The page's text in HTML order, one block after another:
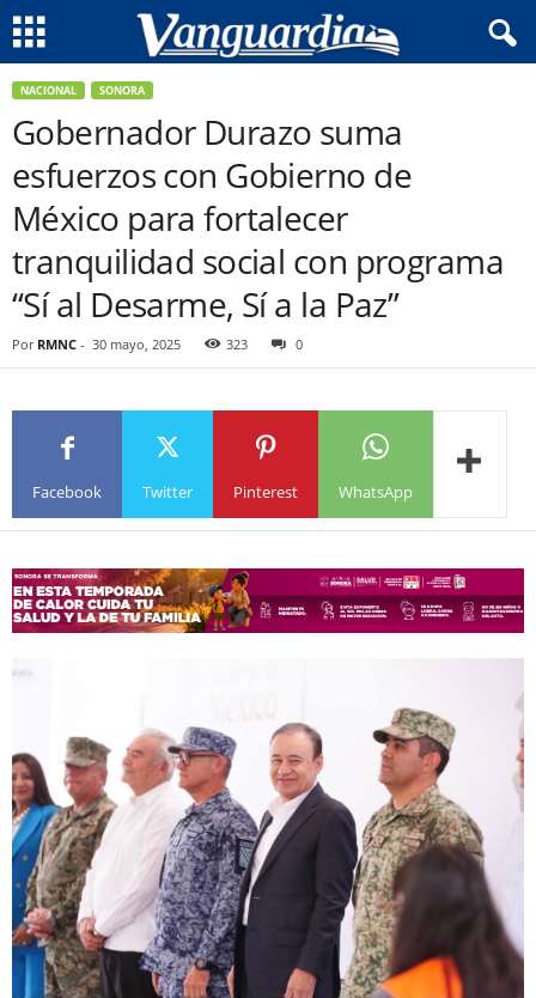
NACIONAL SONORA
Gobernador Durazo suma
esfuerzos con Gobierno de
México para fortalecer
tranquilidad social con programa
“Sí al Desarme, Sí a la Paz”
Por RMNC - 30 mayo, 2025 323 0
Facebook Twitter Pinterest WhatsApp